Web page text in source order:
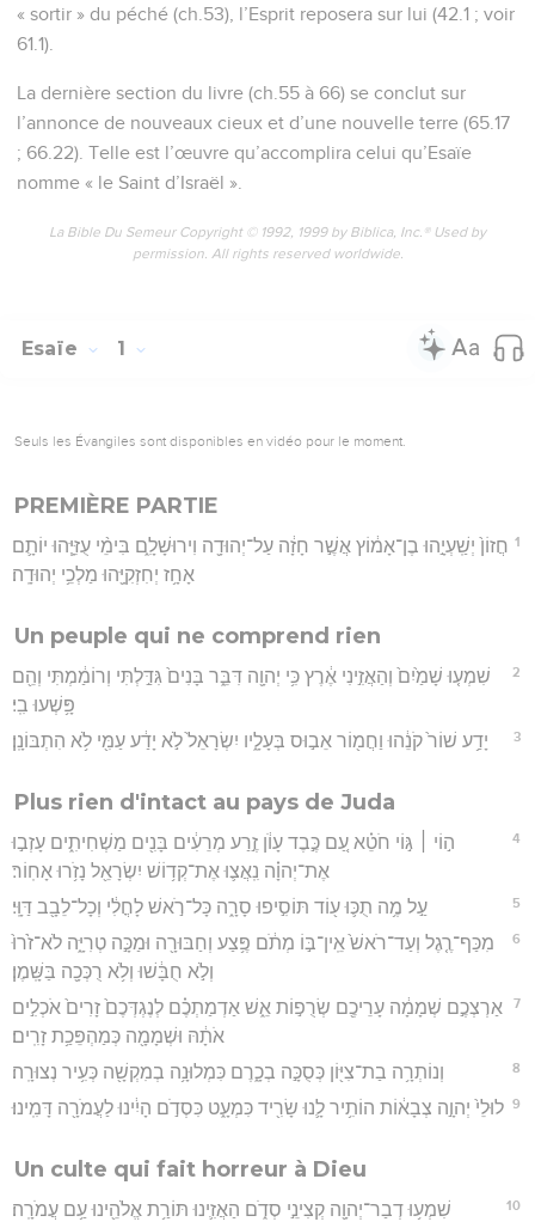
« sortir » du péché (ch.53), l’Esprit reposera sur lui (42.1 ; voir
61.1).
La dernière section du livre (ch.55 à 66) se conclut sur
l’annonce de nouveaux cieux et d’une nouvelle terre (65.17
; 66.22). Telle est l’œuvre qu’accomplira celui qu’Esaïe
nomme « le Saint d’Israël ».
La Bible Du Semeur Copyright © 1992, 1999 by Biblica, Inc.® Used by
permission. All rights reserved worldwide.
Esaïe 1
Seuls les Évangiles sont disponibles en vidéo pour le moment.
PREMIÈRE PARTIE
1 חֲזוֹן֙ יְשַֽׁעְיָ֣הוּ בֶן־אָמ֔וֹץ אֲשֶׁ֣ר חָזָ֔ה עַל־יְהוּדָ֖ה וִירוּשָׁלִָ֑ם בִּימֵ֨י עֻזִּיָּ֧הוּ יוֹתָ֛ם
אָחָ֥ז יְחִזְקִיָּ֖הוּ מַלְכֵ֥י יְהוּדָֽה׃
Un peuple qui ne comprend rien
2
שִׁמְע֤וּ שָׁמַ֙יִם֙ וְהַאֲזִ֣ינִי אֶ֔רֶץ כִּ֥י יְהוָ֖ה דִּבֵּ֑ר בָּנִים֙ גִּדַּ֣לְתִּי וְרוֹמַ֔מְתִּי וְהֵ֖ם
פָּ֥שְׁעוּ בִֽי׃
3 יָדַ֥ע שׁוֹר֙ קֹנֵ֔הוּ וַחֲמ֖וֹר אֵב֣וּס בְּעָלָ֑יו יִשְׂרָאֵל֙ לֹ֣א יָדַ֔ע עַמִּ֖י לֹ֥א הִתְבּוֹנָֽן׃
Plus rien d'intact au pays de Juda
4
ה֣וֹי ׀ גּ֣וֹי חֹטֵ֗א עַ֚ם כֶּ֣בֶד עָוֺ֔ן זֶ֣רַע מְרֵעִ֔ים בָּנִ֖ים מַשְׁחִיתִ֑ים עָזְב֣וּ
אֶת־יְהוָ֗ה נִֽאֲצ֛וּ אֶת־קְד֥וֹשׁ יִשְׂרָאֵ֖ל נָזֹ֥רוּ אָחֽוֹר׃
5 עַ֣ל מֶ֥ה תֻכּ֛וּ ע֖וֹד תּוֹסִ֣יפוּ סָרָ֑ה כָּל־רֹ֣אשׁ לָחֳלִ֔י וְכָל־לֵבָ֖ב דַּוָּֽי׃
6
מִכַּף־רֶ֤גֶל וְעַד־רֹאשׁ֙ אֵֽין־בּ֣וֹ מְתֹ֔ם פֶּ֥צַע וְחַבּוּרָ֖ה וּמַכָּ֣ה טְרִיָּ֑ה לֹא־זֹ֙רוּ֙
וְלֹ֣א חֻבָּ֔שׁוּ וְלֹ֥א רֻכְּכָ֖ה בַּשָּֽׁמֶן׃
7
אַרְצְכֶ֣ם שְׁמָמָ֔ה עָרֵיכֶ֖ם שְׂרֻפ֣וֹת אֵ֑שׁ אַדְמַתְכֶ֗ם לְנֶגְדְּכֶם֙ זָרִים֙ אֹכְלִ֣ים
אֹתָ֔הּ וּשְׁמָמָ֖ה כְּמַהְפֵּכַ֥ת זָרִֽים׃
8 וְנוֹתְרָ֥ה בַת־צִיּ֖וֹן כְּסֻכָּ֣ה בְכָ֑רֶם כִּמְלוּנָ֥ה בְמִקְשָׁ֖ה כְּעִ֥יר נְצוּרָֽה׃
9 לוּלֵי֙ יְהוָ֣ה צְבָא֔וֹת הוֹתִ֥יר לָ֛נוּ שָׂרִ֖יד כִּמְעָ֑ט כִּסְדֹ֣ם הָיִ֔ינוּ לַעֲמֹרָ֖ה דָּמִֽינוּ׃
Un culte qui fait horreur à Dieu
10 שִׁמְע֥וּ דְבַר־יְהוָ֖ה קְצִינֵ֣י סְדֹ֑ם הַאֲזִ֛ינוּ תּוֹרַ֥ת אֱלֹהֵ֖ינוּ עַ֥ם עֲמֹרָֽה׃